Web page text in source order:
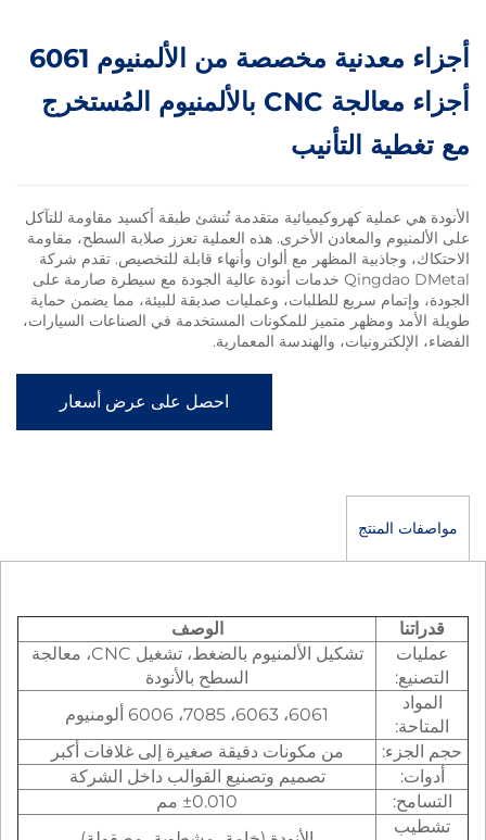
أجزاء معدنية مخصصة من الألمنيوم 6061
أجزاء معالجة CNC بالألمنيوم المُستخرج
التأنيب
عملية كهروكيميائية متقدمة تُنشئ طبقة أكسيد مقاومة للتآكل
والمعادن الأخرى. هذه العملية تعزز صلابة السطح، مقاومة
وجاذبية المظهر مع ألوان وأنهاء قابلة للتخصيص. تقدم شركة
Qingdao DMetal خدمات أنودة عالية الجودة مع سيطرة صارمة على
سريع للطلبات، وعمليات صديقة للبيئة، مما يضمن حماية
ومظهر متميز للمكونات المستخدمة في الصناعات السيارات،
والهندسة المعمارية.
احصل على عرض أسعار
تشكيل الألمنيوم بالضغط، تشغيل CNC، معالجة
السطح بالأنودة
6061، 6063، 7085، 6006 ألومنيوم
من مكونات دقيقة صغيرة إلى غلافات أكبر
تصميم وتصنيع القوالب داخل الشركة